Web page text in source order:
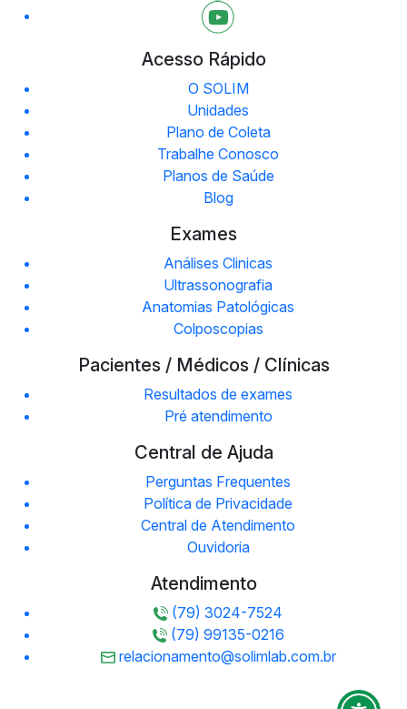
Acesso Rápido
O SOLIM
Unidades
Plano de Coleta
Trabalhe Conosco
Planos de Saúde
Blog
Exames
Análises Clinicas
Ultrassonografia
Anatomias Patológicas
Colposcopias
Pacientes / Médicos / Clínicas
Resultados de exames
Pré atendimento
Central de Ajuda
Perguntas Frequentes
Política de Privacidade
Central de Atendimento
Ouvidoria
Atendimento
(79) 3024-7524
(79) 99135-0216
relacionamento@solimlab.com.br